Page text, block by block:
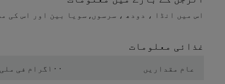
اس میں انڈا ، دودھ ، سرسوں, سویا بین اور اس کی
غذائی معلومات
عام مقداریں
۱۰۰گرام فی ملی لیٹر